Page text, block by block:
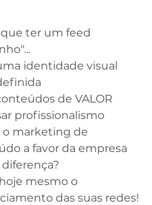
que ter um feed
identidade visual
de VALOR
profissionalismo
o marketing de
a favor da empresa
mesmo o
das suas redes!